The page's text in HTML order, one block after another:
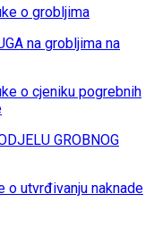
o grobljima
na grobljima na
o cjeniku pogrebnih
GROBNOG
o utvrđivanju naknade